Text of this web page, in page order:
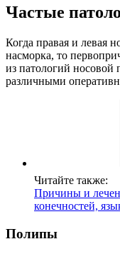
Частые
Когда правая и левая
насморка, то
из патологий носовой
различными
Читайте также:
Причины и
конечностей,
Полипы